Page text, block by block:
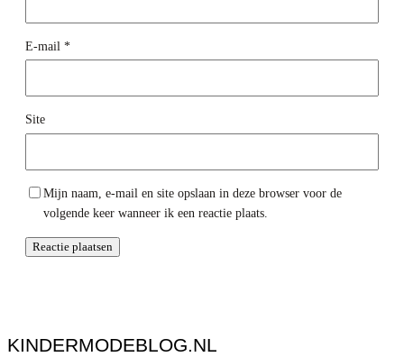
E-mail *
Site
Mijn naam, e-mail en site opslaan in deze browser voor de
volgende keer wanneer ik een reactie plaats.
KINDERMODEBLOG.NL